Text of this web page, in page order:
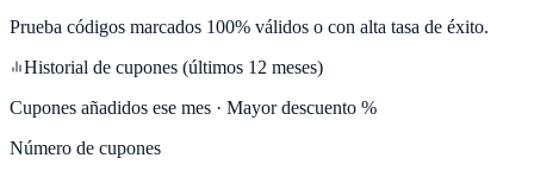
Prueba códigos marcados 100% válidos o con alta tasa de éxito.
Historial de cupones (últimos 12 meses)
Cupones añadidos ese mes · Mayor descuento %
Número de cupones